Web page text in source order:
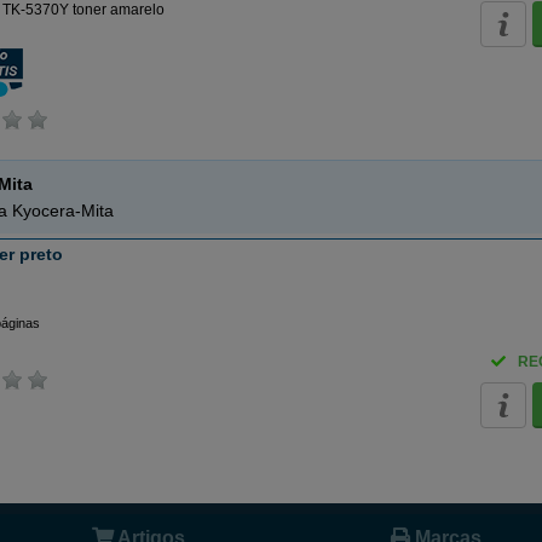
5370Y toner amarelo
Kyocera-Mita
preto
Artigos Marcas